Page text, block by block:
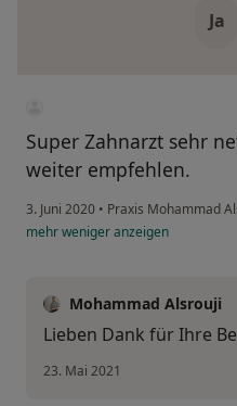
Ja
Super Zahnarzt sehr
weiter empfehlen.
3. Juni 2020 • Praxis Mohammad
mehrwenigeranzeigen
Mohammad Alsrouji
Lieben Dank für Ihre
23. Mai 2021